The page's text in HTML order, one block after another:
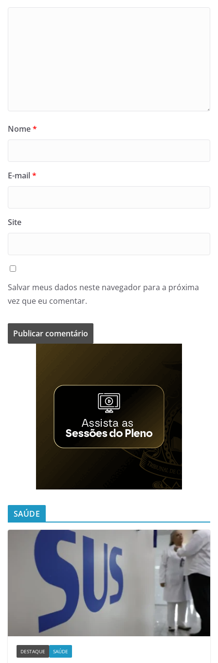
Nome*
E-mail*
Site
Salvar meus dados neste navegador para a próxima
vez que eu comentar.
SAÚDE
DESTAQUE SAÚDE